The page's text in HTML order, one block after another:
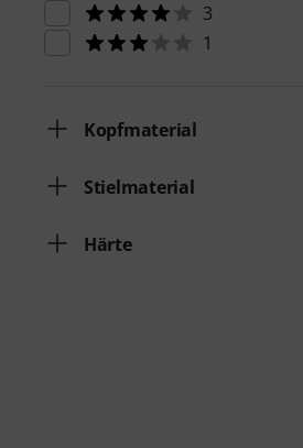
3
1
Kopfmaterial
Stielmaterial
Härte